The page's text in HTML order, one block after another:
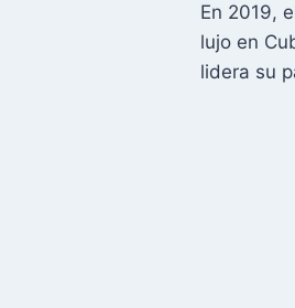
En 2019,
lujo en
lidera su